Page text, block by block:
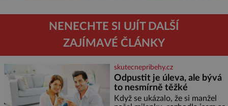
NENECHTE SI UJÍT DALŠÍ
ZAJÍMAVÉ ČLÁNKY
skutecnepribehy.cz
Odpustit je úleva, ale bývá
to nesmírně těžké
Když se ukázalo, že si manžel